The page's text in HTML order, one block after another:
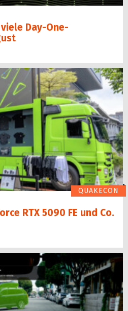
Day-One-
QUAKECON
RTX 5090 FE und Co.